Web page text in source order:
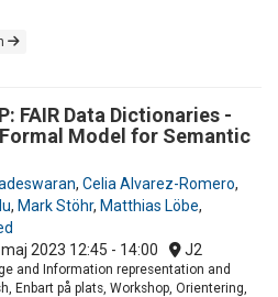
FAIR Data Dictionaries -
Model for Semantic
, Celia Alvarez-Romero,
, Mark Stöhr, Matthias Löbe,
2023 12:45 - 14:00 J2
and Information representation and
Enbart på plats, Workshop, Orientering,